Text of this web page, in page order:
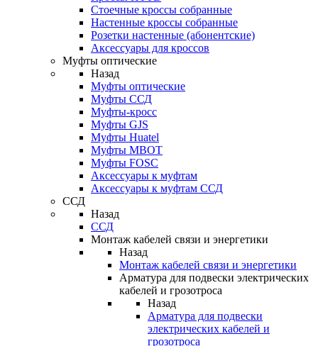
Стоечные кроссы собранные
Настенные кроссы собранные
Розетки настенные (абонентские)
Аксессуары для кроссов
Муфты оптические
Назад
Муфты оптические
Муфты ССД
Муфты-кросс
Муфты GJS
Муфты Huatel
Муфты МВОТ
Муфты FOSC
Аксессуары к муфтам
Аксессуары к муфтам ССД
ССД
Назад
ССД
Монтаж кабелей связи и энергетики
Назад
Монтаж кабелей связи и энергетики
Арматура для подвески электрических
кабелей и грозотроса
Назад
Арматура для подвески
электрических кабелей и
грозотроса